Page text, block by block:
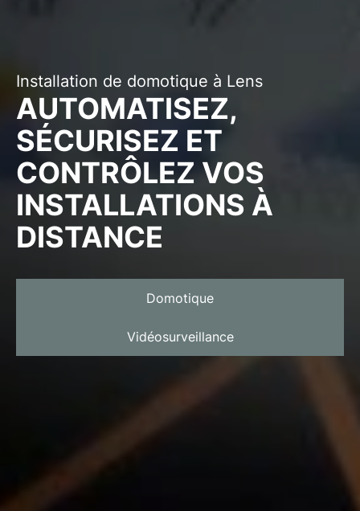
Installation de domotique à Lens
AUTOMATISEZ,
SÉCURISEZ ET
CONTRÔLEZ VOS
INSTALLATIONS À
DISTANCE
Domotique
Vidéosurveillance